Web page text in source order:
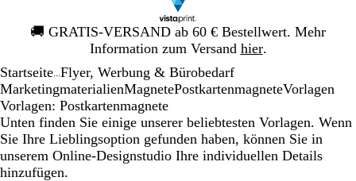
🚚 GRATIS-VERSAND ab 60 € Bestellwert. Mehr
Information zum Versand hier.
Galeriebild
1
Startseite Flyer, Werbung & Bürobedarf
Mar­ke­ting­ma­te­rialienMagnetePostkartenmagneteVorlagen
Vorlagen: Postkartenmagnete
Unten finden Sie einige unserer beliebtesten Vorlagen. Wenn
Sie Ihre Lieblingsoption gefunden haben, können Sie in
unserem Online-Designstudio Ihre individuellen Details
hinzufügen.